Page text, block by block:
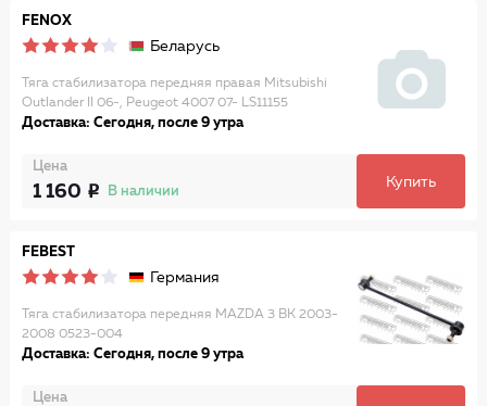
FENOX
Беларусь
Тяга стабилизатора передняя правая Mitsubishi
Outlander II 06-, Peugeot 4007 07- LS11155
Доставка: Сегодня, после 9 утра
Цена
1 160 В наличии
Купить
FEBEST
Германия
Тяга стабилизатора передняя MAZDA 3 BK 2003-
2008 0523-004
Доставка: Сегодня, после 9 утра
Цена